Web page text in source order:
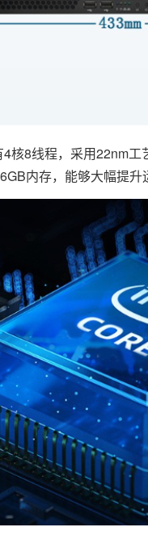
8线程，采用22nm工
内存，能够大幅提升